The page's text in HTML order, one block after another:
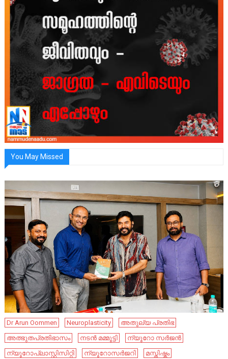
You May Missed
Dr Arun Oommen Neuroplasticity
അതുല്യ പ്രതിഭ
അത്ഭുതപ്രതിഭാസം
നടൻ മമ്മൂട്ടി
ന്യൂറോ സർജൻ
ന്യൂറോപ്ലാസ്റ്റിസിറ്റി
ന്യൂറോസർജറി
മസ്തിഷ്കം